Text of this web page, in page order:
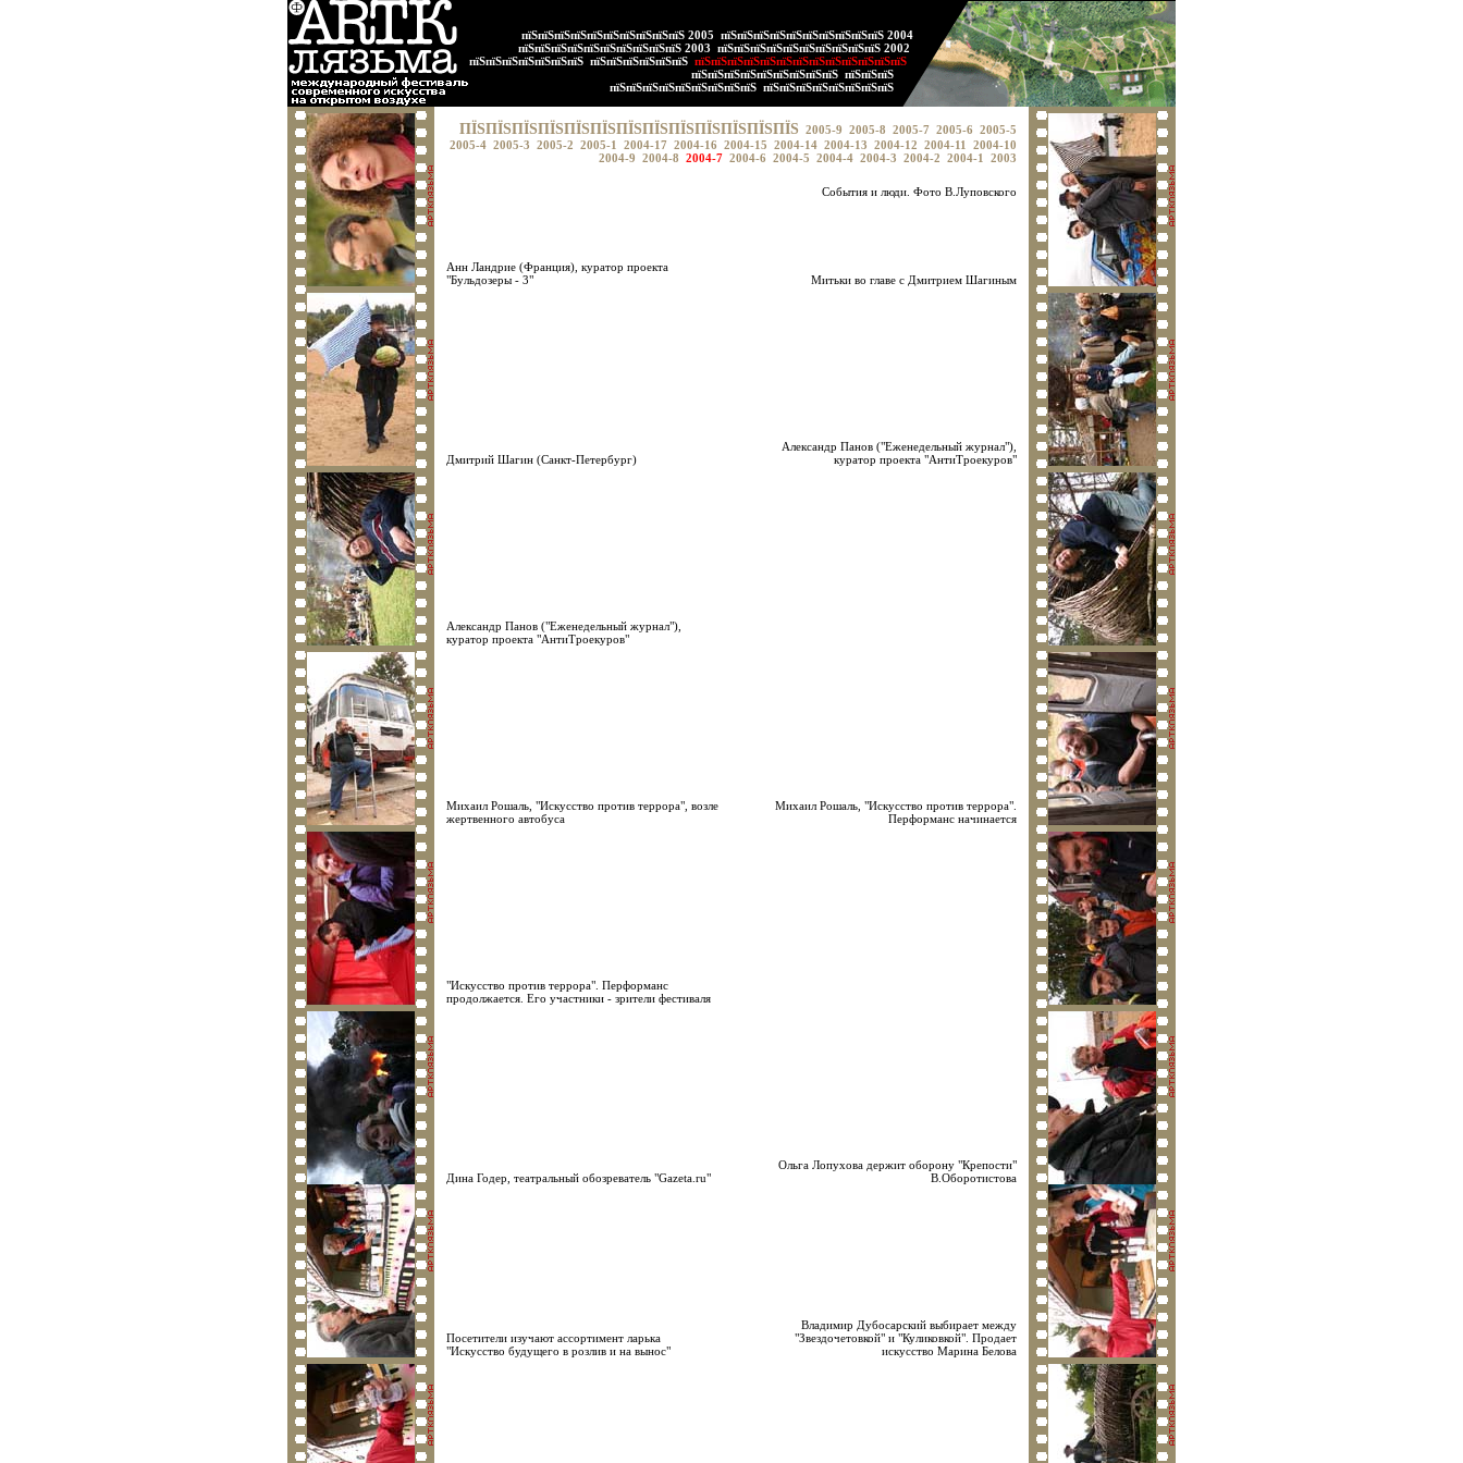
пїЅпїЅпїЅпїЅпїЅпїЅпїЅпїЅпїЅпїЅ 2005 пїЅпїЅпїЅпїЅпїЅпїЅпїЅпїЅпїЅпїЅ 2004
пїЅпїЅпїЅпїЅпїЅпїЅпїЅпїЅпїЅпїЅ 2003 пїЅпїЅпїЅпїЅпїЅпїЅпїЅпїЅпїЅпїЅ 2002
пїЅпїЅпїЅпїЅпїЅпїЅпїЅ пїЅпїЅпїЅпїЅпїЅпїЅ пїЅпїЅпїЅпїЅпїЅпїЅпїЅпїЅпїЅпїЅпїЅпїЅпїЅ
пїЅпїЅпїЅпїЅпїЅпїЅпїЅпїЅпїЅ пїЅпїЅпїЅ
пїЅпїЅпїЅпїЅпїЅпїЅпїЅпїЅпїЅ пїЅпїЅпїЅпїЅпїЅпїЅпїЅпїЅ
ПЇЅПЇЅПЇЅПЇЅПЇЅПЇЅПЇЅПЇЅПЇЅПЇЅПЇЅПЇЅПЇЅ 2005-9 2005-8 2005-7 2005-6 2005-5
2005-4 2005-3 2005-2 2005-1 2004-17 2004-16 2004-15 2004-14 2004-13 2004-12 2004-11
2004-10
2004-9 2004-8 2004-7 2004-6 2004-5 2004-4 2004-3 2004-2 2004-1 2003
События и люди. Фото В.Луповского
Анн Ландрие (Франция), куратор проекта
"Бульдозеры - 3"
Митьки во главе с Дмитрием Шагиным
Дмитрий Шагин (Санкт-Петербург)
Александр Панов ("Еженедельный журнал"),
куратор проекта "АнтиТроекуров"
Александр Панов ("Еженедельный журнал"),
куратор проекта "АнтиТроекуров"
Михаил Рошаль, "Искусство против террора", возле
жертвенного автобуса
Михаил Рошаль, "Искусство против террора".
Перформанс начинается
"Искусство против террора". Перформанс
продолжается. Его участники - зрители фестиваля
Дина Годер, театральный обозреватель "Gazeta.ru"
Ольга Лопухова держит оборону "Крепости"
В.Оборотистова
Посетители изучают ассортимент ларька
"Искусство будущего в розлив и на вынос"
Владимир Дубосарский выбирает между
"Звездочетовкой" и "Куликовкой". Продает
искусство Марина Белова